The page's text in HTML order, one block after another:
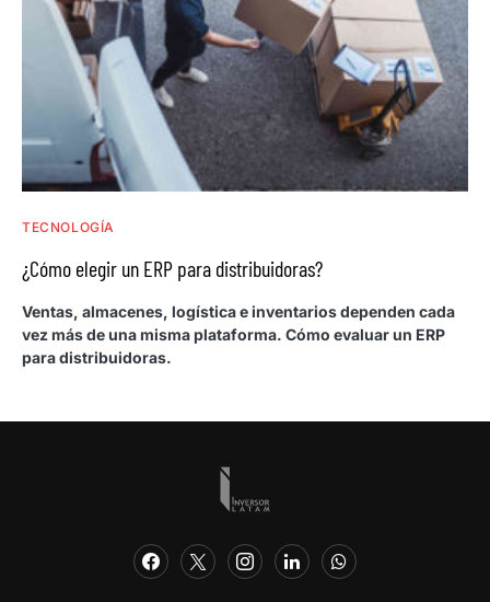
TECNOLOGÍA
¿Cómo elegir un ERP para distribuidoras?
Ventas, almacenes, logística e inventarios dependen cada
vez más de una misma plataforma. Cómo evaluar un ERP
para distribuidoras.